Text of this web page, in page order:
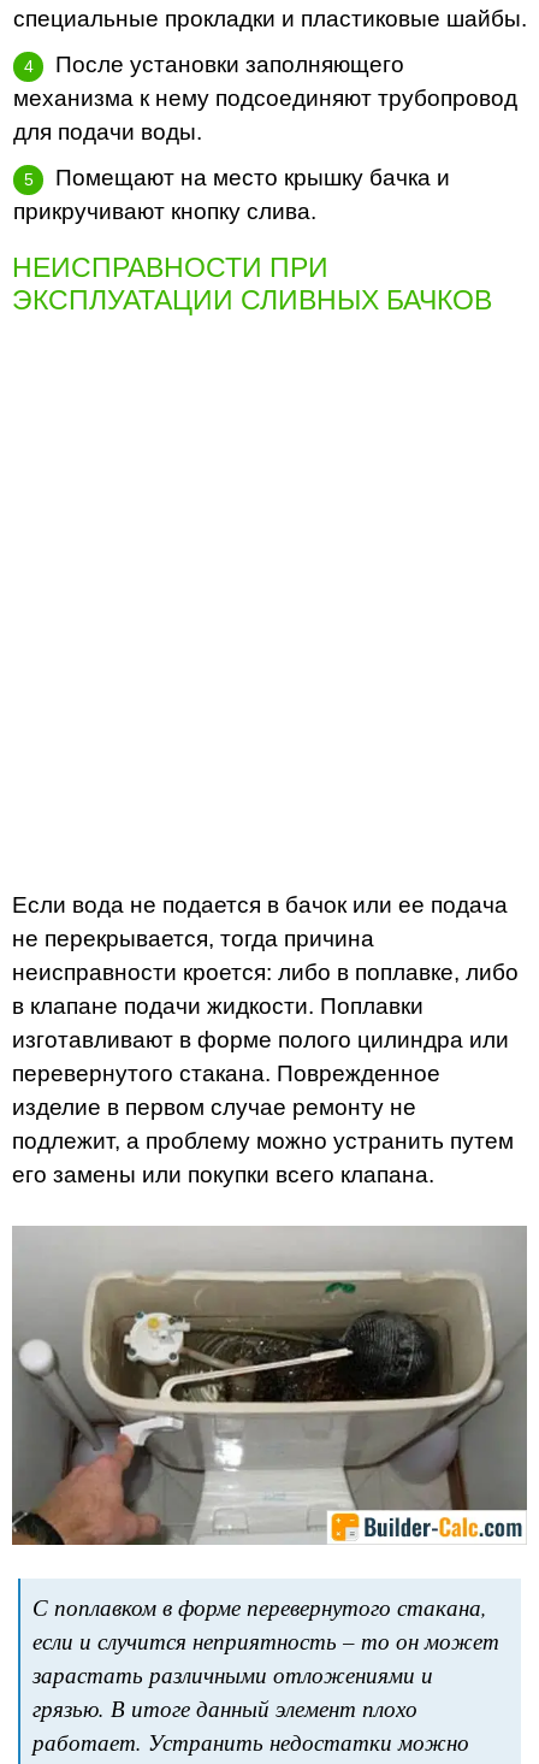
специальные прокладки и пластиковые шайбы.
После установки заполняющего
механизма к нему подсоединяют трубопровод
для подачи воды.
Помещают на место крышку бачка и
прикручивают кнопку слива.
НЕИСПРАВНОСТИ ПРИ
ЭКСПЛУАТАЦИИ СЛИВНЫХ БАЧКОВ
Если вода не подается в бачок или ее подача
не перекрывается, тогда причина
неисправности кроется: либо в поплавке, либо
в клапане подачи жидкости. Поплавки
изготавливают в форме полого цилиндра или
перевернутого стакана. Поврежденное
изделие в первом случае ремонту не
подлежит, а проблему можно устранить путем
его замены или покупки всего клапана.
С поплавком в форме перевернутого стакана,
если и случится неприятность – то он может
зарастать различными отложениями и
грязью. В итоге данный элемент плохо
работает. Устранить недостатки можно